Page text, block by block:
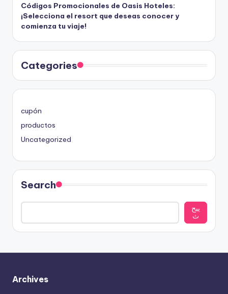
Códigos Promocionales de Oasis Hoteles:
¡Selecciona el resort que deseas conocer y
comienza tu viaje!
Categories
cupón
productos
Uncategorized
Search
يبح
ث
Archives